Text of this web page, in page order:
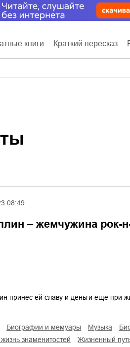
книги Краткий пересказ
08:49
– жемчужина рок-
принес ей славу и деньги еще при
биографии и мемуары музыка
жизнь знаменитостей жизненный